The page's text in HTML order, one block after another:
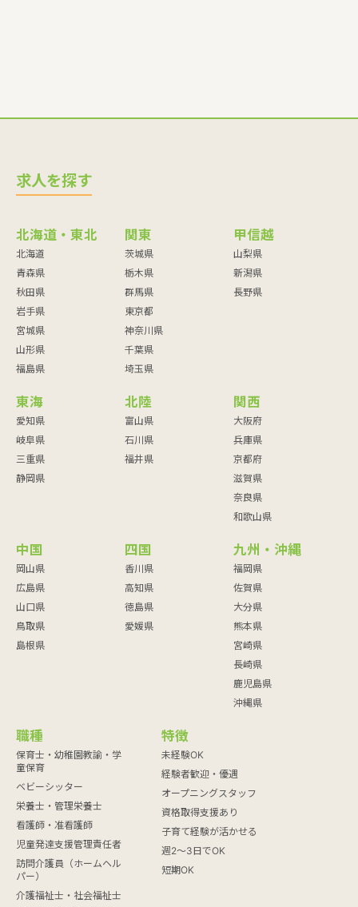
求人を探す
北海道・東北
北海道
青森県
秋田県
岩手県
宮城県
山形県
福島県
関東
茨城県
栃木県
群馬県
東京都
神奈川県
千葉県
埼玉県
甲信越
山梨県
新潟県
長野県
東海
愛知県
岐阜県
三重県
静岡県
北陸
富山県
石川県
福井県
関西
大阪府
兵庫県
京都府
滋賀県
奈良県
和歌山県
中国
岡山県
広島県
山口県
鳥取県
島根県
四国
香川県
高知県
徳島県
愛媛県
九州・沖縄
福岡県
佐賀県
大分県
熊本県
宮崎県
長崎県
鹿児島県
沖縄県
職種
保育士・幼稚園教諭・学
童保育
ベビーシッター
栄養士・管理栄養士
看護師・准看護師
児童発達支援管理責任者
訪問介護員（ホームヘル
パー）
介護福祉士・社会福祉士
特徴
未経験OK
経験者歓迎・優遇
オープニングスタッフ
資格取得支援あり
子育て経験が活かせる
週2～3日でOK
短期OK